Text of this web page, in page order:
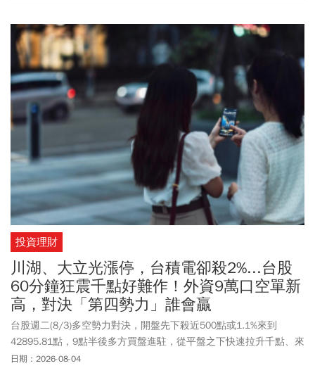
投資理財
川湖、大立光漲停，台積電卻殺2%...台股
60分鐘狂震千點好難作！外資9萬口空單新
高，對決「第四勢力」誰會贏
台股週二(8/3)多空勢力對決，開盤先下殺近500點或1.1%來到
42895.81點，9點半後多方買盤進駐，從平盤之下快速拉升千點、來
到43912.77點，上漲逾500點或1.2%，隨後又再次回測平盤，短短
日期：2026-08-04